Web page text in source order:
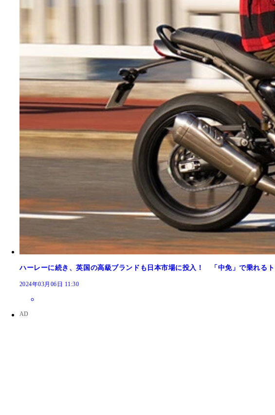
（左）チームスズキ CNチャレンジ プロジェクトリーダー兼チ
てくれた今回のレースのキーマン、佐原氏。22年に撤退したスズ
ハーレーに続き、英国の高級ブランドも日本市場に投入！ 「中免」で乗れる
2024年03月06日 11:30